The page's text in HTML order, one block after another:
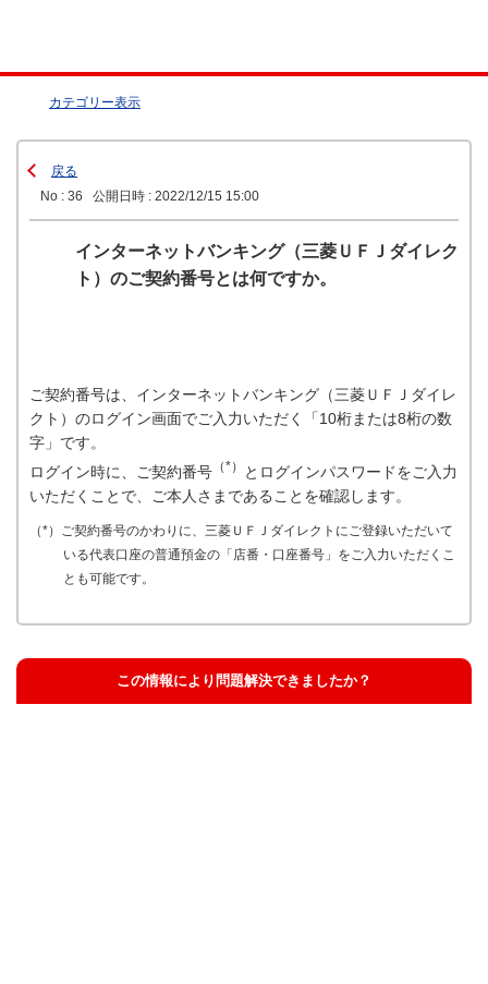
カテゴリー表示
戻る
No : 36
公開日時 : 2022/12/15 15:00
インターネットバンキング（三菱ＵＦＪダイレク
ト）のご契約番号とは何ですか。
ご契約番号は、インターネットバンキング（三菱ＵＦＪダイレ
クト）のログイン画面でご入力いただく「10桁または8桁の数
字」です。
ログイン時に、ご契約番号 （*）
とログインパスワードをご入力
いただくことで、ご本人さまであることを確認します。
（*）ご契約番号のかわりに、三菱ＵＦＪダイレクトにご登録いただいて
いる代表口座の普通預金の「店番・口座番号」をご入力いただくこ
とも可能です。
この情報により問題解決できましたか？